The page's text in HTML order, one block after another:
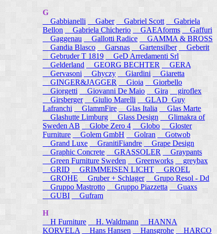
G
Gabbianelli
Gaber Gabriel Scott
Gabriela
Bellon
Gabriela Chicherio GAEAforms
Gaffuri
Gaggenau
Gallotti Radice
GAMMA & BROSS
Gandia Blasco
Garsnas Gartensilber
Geberit
Gebruder T 1819
GeD Arredamenti Srl
Gelderland
GEORG BECHTER
GERA
Gervasoni
Ghyczy Giardini
Giaretta
GINGER&JAGGER
Gioia
Giorbello
Giorgetti
Giovanni De Maio Gira
giroflex
Girsberger
Giulio Marelli
GLAD_Guy
Lafranchi
GlammFire Glas Italia
Glas Marte
Glashutte Limburg
Glass Design
Glimakra of
Sweden AB
Globe Zero 4 Globo
Gloster
Furniture
Golem GmbH Golran
Gotwob
Grand Luxe
GranitiFiandre
Grape Design
Graphic Concrete
GRASSOLER
Graypants
Green Furniture Sweden
Greenworks
greybax
GRID
GRIMMEISEN LICHT
GROEL
GROHE
Gruber + Schlager
Grupo Resol - Dd
Gruppo Mastrotto
Gruppo Piazzetta
Guaxs
GUBI
Gufram
H
H Furniture
H. Waldmann
HANNA
KORVELA
Hans Hansen Hansgrohe HARCO